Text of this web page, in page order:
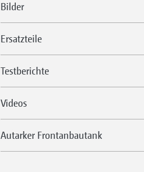
Bilder
Ersatzteile
Testberichte
Videos
Autarker Frontanbautank